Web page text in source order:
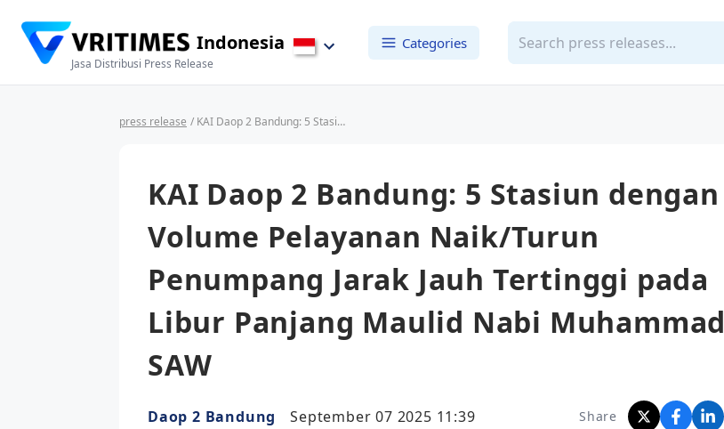
Indonesia
Jasa Distribusi Press Release
Categories
press release / KAI Daop 2 Bandung: 5 Stasiun dengan Volume Pelayanan Naik/Turun Penumpang Jarak Jauh Tertinggi pada Libur Panjang Maulid Nabi Muhammad SAW
KAI Daop 2 Bandung: 5 Stasiun dengan
Volume Pelayanan Naik/Turun
Penumpang Jarak Jauh Tertinggi pada
Libur Panjang Maulid Nabi Muhammad
SAW
Daop 2 Bandung September 07 2025 11:39 Share